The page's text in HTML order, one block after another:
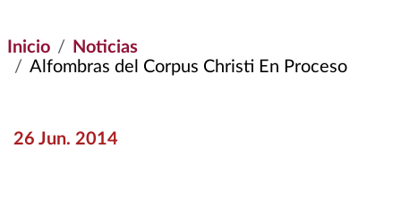
Inicio
Noticias
Alfombras del Corpus Christi En Proceso
26 Jun. 2014